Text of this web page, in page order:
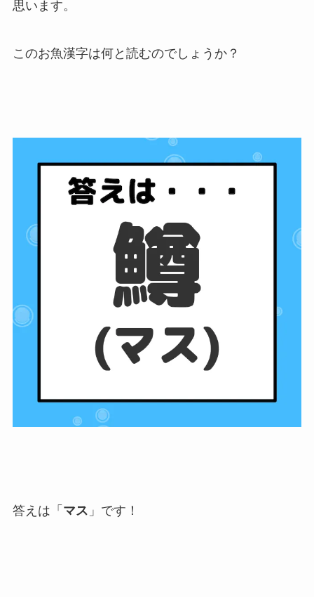
思います。
このお魚漢字は何と読むのでしょうか？
答えは「 マス 」です！